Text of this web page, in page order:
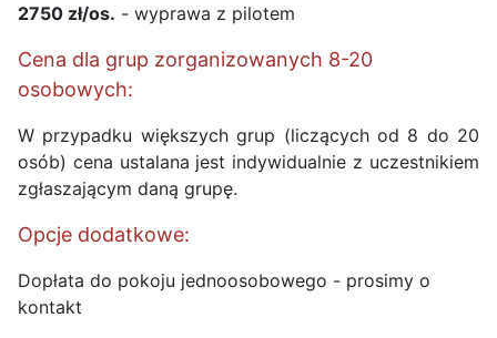
2750 zł/os. - wyprawa z pilotem
Cena dla grup zorganizowanych 8-20
osobowych:
W przypadku większych grup (liczących od 8 do 20
osób) cena ustalana jest indywidualnie z uczestnikiem
zgłaszającym daną grupę.
Opcje dodatkowe:
Dopłata do pokoju jednoosobowego - prosimy o
kontakt